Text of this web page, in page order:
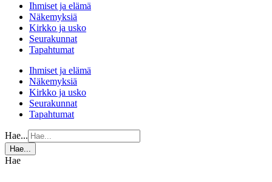
Ihmiset ja elämä
Näkemyksiä
Kirkko ja usko
Seurakunnat
Tapahtumat
Ihmiset ja elämä
Näkemyksiä
Kirkko ja usko
Seurakunnat
Tapahtumat
Hae...
Hae...
Hae